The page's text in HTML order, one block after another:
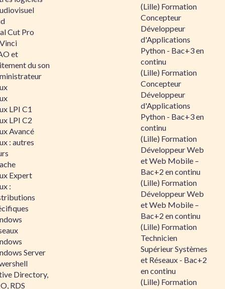
Cut Pro
et
du son
LPI C1
LPI C2
Avancé
: autres
Expert
:
Server
Directory,
RDS
(Lille) Formation
Concepteur
Développeur
d'Applications
Python - Bac+3 en
continu
(Lille) Formation
Concepteur
Développeur
d'Applications
Python - Bac+3 en
continu
(Lille) Formation
Développeur Web
et Web Mobile –
Bac+2 en continu
(Lille) Formation
Développeur Web
et Web Mobile –
Bac+2 en continu
(Lille) Formation
Technicien
Supérieur Systèmes
et Réseaux - Bac+2
en continu
(Lille) Formation